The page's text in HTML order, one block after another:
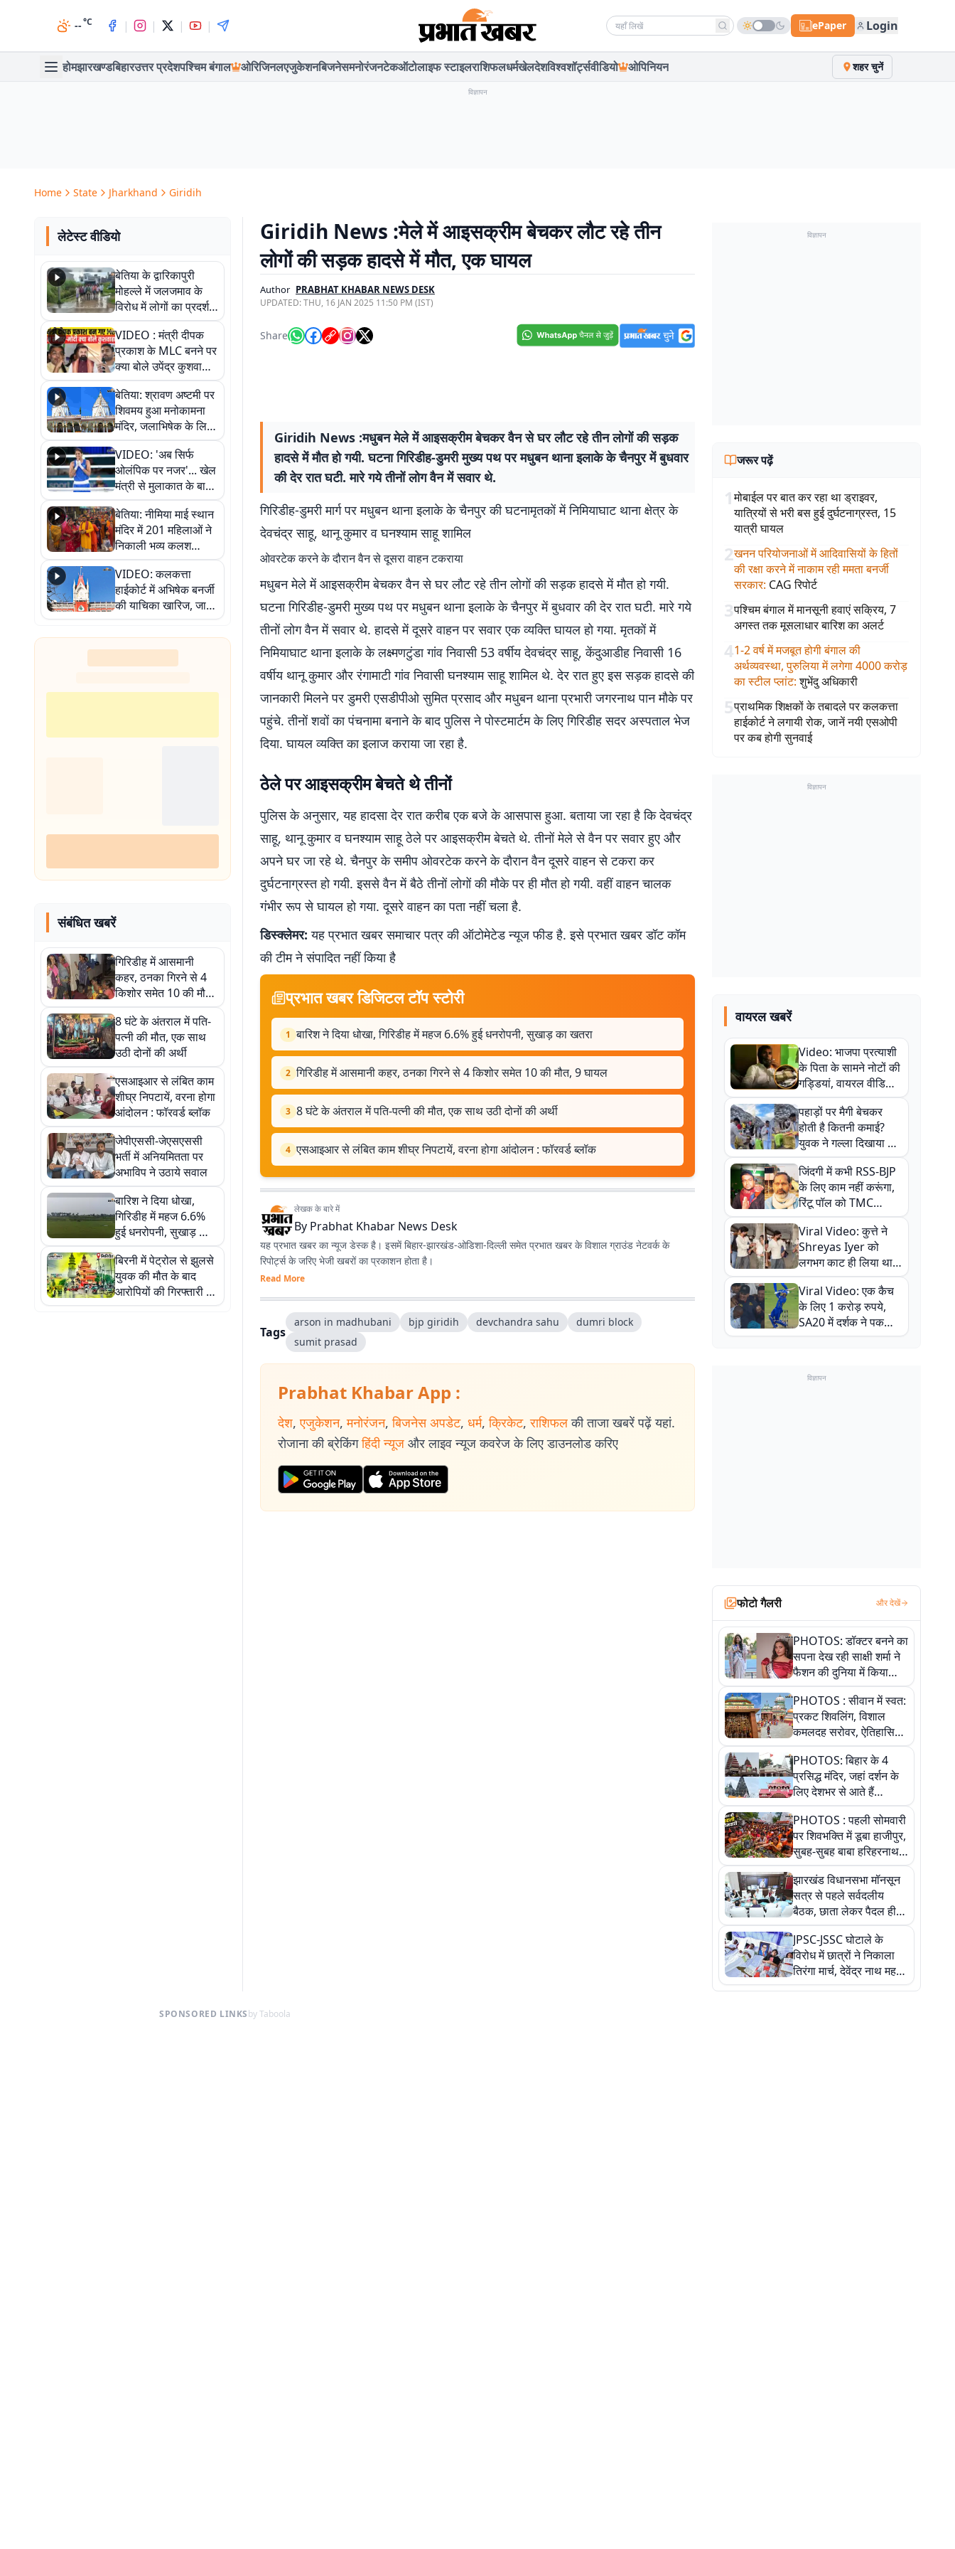
--°C | | | | Search news ePaper Login
होमझारखण्डबिहारउत्तर प्रदेशपश्चिम बंगाल ओरिजिनलएजुकेशनबिजनेसमनोरंजनटेकऑटोलाइफ स्टाइलराशिफलधर्मखेलदेशविश्वशॉर्ट्सवीडियो ओपिनियन शहर चुनें
विज्ञापन
Home State Jharkhand Giridih
लेटेस्ट वीडियो
बेतिया के द्वारिकापुरी
मोहल्ले में जलजमाव के
विरोध में लोगों का प्रदर्शन,
स्थायी समाधान की मांग
VIDEO : मंत्री दीपक
प्रकाश के MLC बनने पर
क्या बोले उपेंद्र कुशवाहा,
सुनिए
बेतिया: श्रावण अष्टमी पर
शिवमय हुआ मनोकामना
मंदिर, जलाभिषेक के लिए
लगी लंबी कतारें
VIDEO: 'अब सिर्फ
ओलंपिक पर नजर'... खेल
मंत्री से मुलाकात के बाद
जैसमीन लंबोरिया का बड़ा
बयान
बेतिया: नीमिया माई स्थान
मंदिर में 201 महिलाओं ने
निकाली भव्य कलश
शोभायात्रा, शिवलिंग
प्राण-प्रतिष्ठा महोत्सव
शुरू
VIDEO: कलकत्ता
हाईकोर्ट में अभिषेक बनर्जी
की याचिका खारिज, जानें
क्या है पूरा मामला
संबंधित खबरें
गिरिडीह में आसमानी
कहर, ठनका गिरने से 4
किशोर समेत 10 की मौत,
9 घायल
8 घंटे के अंतराल में पति-
पत्नी की मौत, एक साथ
उठी दोनों की अर्थी
एसआइआर से लंबित काम
शीघ्र निपटायें, वरना होगा
आंदोलन : फॉरवर्ड ब्लॉक
जेपीएससी-जेएसएससी
भर्ती में अनियमितता पर
अभाविप ने उठाये सवाल
बारिश ने दिया धोखा,
गिरिडीह में महज 6.6%
हुई धनरोपनी, सुखाड़ का
खतरा
बिरनी में पेट्रोल से झुलसे
युवक की मौत के बाद
आरोपियों की गिरफ्तारी के
लिए पुलिस की छापेमारी
Giridih News :मेले में आइसक्रीम बेचकर लौट रहे तीन
लोगों की सड़क हादसे में मौत, एक घायल
Author PRABHAT KHABAR NEWS DESK
UPDATED:THU, 16 JAN 2025 11:50 PM (IST)
Share
Giridih News :मधुबन मेले में आइसक्रीम बेचकर वैन से घर लाैट रहे तीन लोगों की सड़क
हादसे में मौत हो गयी. घटना गिरिडीह-डुमरी मुख्य पथ पर मधुबन थाना इलाके के चैनपुर में बुधवार
की देर रात घटी. मारे गये तीनों लोग वैन में सवार थे.
गिरिडीह-डुमरी मार्ग पर मधुबन थाना इलाके के चैनपुर की घटनामृतकों में निमियाघाट थाना क्षेत्र के
देवचंद्र साहू, थानू कुमार व घनश्याम साहू शामिल
ओवरटेक करने के दौरान वैन से दूसरा वाहन टकराया
मधुबन मेले में आइसक्रीम बेचकर वैन से घर लाैट रहे तीन लोगों की सड़क हादसे में मौत हो गयी.
घटना गिरिडीह-डुमरी मुख्य पथ पर मधुबन थाना इलाके के चैनपुर में बुधवार की देर रात घटी. मारे गये
तीनों लोग वैन में सवार थे. हादसे में दूसरे वाहन पर सवार एक व्यक्ति घायल हो गया. मृतकों में
निमियाघाट थाना इलाके के लक्ष्मणटुंडा गांव निवासी 53 वर्षीय देवचंद्र साहू, केंदुआडीह निवासी 16
वर्षीय थानू कुमार और रंगामाटी गांव निवासी घनश्याम साहू शामिल थे. देर रात हुए इस सड़क हादसे की
जानकारी मिलने पर डुमरी एसडीपीओ सुमित प्रसाद और मधुबन थाना प्रभारी जगरनाथ पान मौके पर
पहुंचे. तीनों शवों का पंचनामा बनाने के बाद पुलिस ने पोस्टमार्टम के लिए गिरिडीह सदर अस्पताल भेज
दिया. घायल व्यक्ति का इलाज कराया जा रहा है.
ठेले पर आइसक्रीम बेचते थे तीनों
पुलिस के अनुसार, यह हादसा देर रात करीब एक बजे के आसपास हुआ. बताया जा रहा है कि देवचंद्र
साहू, थानू कुमार व घनश्याम साहू ठेले पर आइसक्रीम बेचते थे. तीनों मेले से वैन पर सवार हुए और
अपने घर जा रहे थे. चैनपुर के समीप ओवरटेक करने के दौरान वैन दूसरे वाहन से टकरा कर
दुर्घटनाग्रस्त हो गयी. इससे वैन में बैठे तीनों लोगों की मौके पर ही मौत हो गयी. वहीं वाहन चालक
गंभीर रूप से घायल हो गया. दूसरे वाहन का पता नहीं चला है.
डिस्क्लेमर: यह प्रभात खबर समाचार पत्र की ऑटोमेटेड न्यूज फीड है. इसे प्रभात खबर डॉट कॉम
की टीम ने संपादित नहीं किया है
प्रभात खबर डिजिटल टॉप स्टोरी
1 बारिश ने दिया धोखा, गिरिडीह में महज 6.6% हुई धनरोपनी, सुखाड़ का खतरा
2 गिरिडीह में आसमानी कहर, ठनका गिरने से 4 किशोर समेत 10 की मौत, 9 घायल
3 8 घंटे के अंतराल में पति-पत्नी की मौत, एक साथ उठी दोनों की अर्थी
4 एसआइआर से लंबित काम शीघ्र निपटायें, वरना होगा आंदोलन : फॉरवर्ड ब्लॉक
लेखक के बारे में
By Prabhat Khabar News Desk
यह प्रभात खबर का न्यूज डेस्क है। इसमें बिहार-झारखंड-ओडिशा-दिल्‍ली समेत प्रभात खबर के विशाल ग्राउंड नेटवर्क के
रिपोर्ट्स के जरिए भेजी खबरों का प्रकाशन होता है।
Read More
Tags
arson in madhubani bjp giridih devchandra sahu
dumri block
sumit prasad
Prabhat Khabar App :
देश, एजुकेशन, मनोरंजन, बिजनेस अपडेट, धर्म, क्रिकेट, राशिफल की ताजा खबरें पढ़ें यहां.
रोजाना की ब्रेकिंग हिंदी न्यूज और लाइव न्यूज कवरेज के लिए डाउनलोड करिए
विज्ञापन
जरूर पढ़ें
1मोबाईल पर बात कर रहा था ड्राइवर,
यात्रियों से भरी बस हुई दुर्घटनाग्रस्त, 15
यात्री घायल
2खनन परियोजनाओं में आदिवासियों के हितों
की रक्षा करने में नाकाम रही ममता बनर्जी
सरकार: CAG रिपोर्ट
3पश्चिम बंगाल में मानसूनी हवाएं सक्रिय, 7
अगस्त तक मूसलाधार बारिश का अलर्ट
41-2 वर्ष में मजबूत होगी बंगाल की
अर्थव्यवस्था, पुरुलिया में लगेगा 4000 करोड़
का स्टील प्लांट: शुभेंदु अधिकारी
5प्राथमिक शिक्षकों के तबादले पर कलकत्ता
हाईकोर्ट ने लगायी रोक, जानें नयी एसओपी
पर कब होगी सुनवाई
विज्ञापन
वायरल खबरें
Video: भाजपा प्रत्याशी
के पिता के सामने नोटों की
गड्डियां, वायरल वीडियो
से राजनीति में उबाल,
अजित महतो बोले- TMC
की गंदी चाल
पहाड़ों पर मैगी बेचकर
होती है कितनी कमाई?
युवक ने गल्ला दिखाया तो
नौकरी वालों के खड़े हो गए
कान
जिंदगी में कभी RSS-BJP
के लिए काम नहीं करूंगा,
रिंटू पॉल को TMC
ऑफिस में ले जाकर पीटा,
Video वायरल
Viral Video: कुत्ते ने
Shreyas Iyer को
लगभग काट ही लिया था,
न्यूजीलैंड सीरीज से पहले
बाल-बाल बचे
Viral Video: एक कैच
के लिए 1 करोड़ रुपये,
SA20 में दर्शक ने पकड़ा
एक हाथ से गजब का कैच
विज्ञापन
फोटो गैलरी और देखें
PHOTOS: डॉक्टर बनने का
सपना देख रही साक्षी शर्मा ने
फैशन की दुनिया में किया
कमाल,जानिए बेगूसराय की
बेटी ने कैसे दी अपने सपनों
को उड़ान
PHOTOS : सीवान में स्वत:
प्रकट शिवलिंग, विशाल
कमलदह सरोवर, ऐतिहासिक
महेंद्रनाथ मंदिर और घंटाघर
की कहानी, तस्वीरों में देखिए
PHOTOS: बिहार के 4
प्रसिद्ध मंदिर, जहां दर्शन के
लिए देशभर से आते हैं
श्रद्धालु, जानिए इनकी
खासियत
PHOTOS : पहली सोमवारी
पर शिवभक्ति में डूबा हाजीपुर,
सुबह-सुबह बाबा हरिहरनाथ
मंदिर पहुंचे तेजस्वी, 10
तस्वीरों में देखें नजारा
झारखंड विधानसभा मॉनसून
सत्र से पहले सर्वदलीय
बैठक, छाता लेकर पैदल ही
सत्ता पक्ष की मीटिंग में पहुंचे
सीएम, देखें तस्वीरें
JPSC-JSSC घोटाले के
विरोध में छात्रों ने निकाला
तिरंगा मार्च, देवेंद्र नाथ महतो
ने किया जल ग्रहण, देखें
SPONSORED LINKSby Taboola